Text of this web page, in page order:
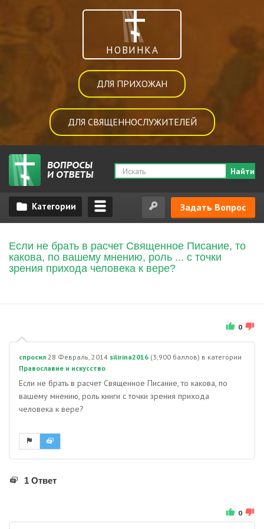
НОВИНКА
ДЛЯ ПРИХОЖАН
ДЛЯ СВЯЩЕННОСЛУЖИТЕЛЕЙ
Найти
Задать Вопрос
Если не брать в расчет Священное Писание, то
какова, по вашему мнению, роль ... с точки
зрения прихода человека к вере?
0
спросил 28 Февраль, 2014 silirina2016 (3,900 баллов) в категории
Православие и искусство
Если не брать в расчет Священное Писание, то какова, по
вашему мнению, роль книги с точки зрения прихода
человека к вере?
1 Ответ
0